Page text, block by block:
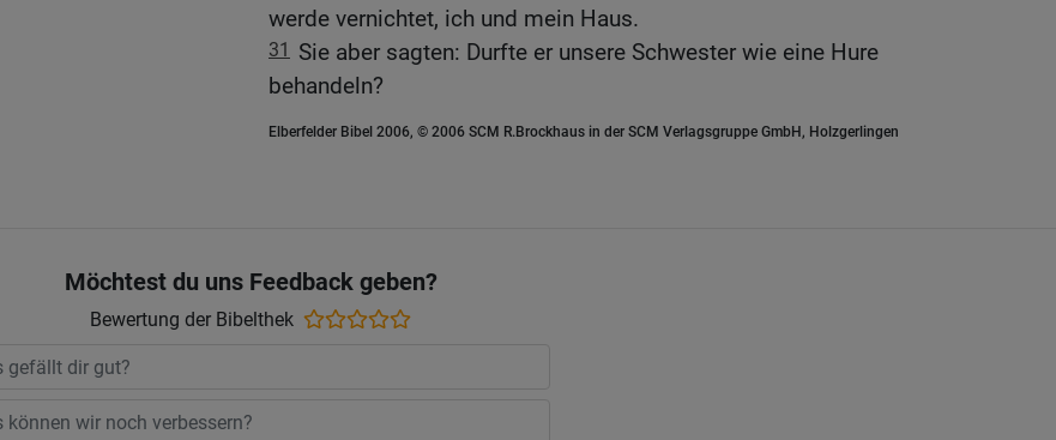
werde vernichtet, ich und mein Haus.
31 Sie aber sagten: Durfte er unsere Schwester wie eine Hure
behandeln?
Elberfelder Bibel 2006, © 2006 SCM R.Brockhaus in der SCM Verlagsgruppe GmbH, Holzgerlingen
Möchtest du uns Feedback geben?
Bewertung der Bibelthek